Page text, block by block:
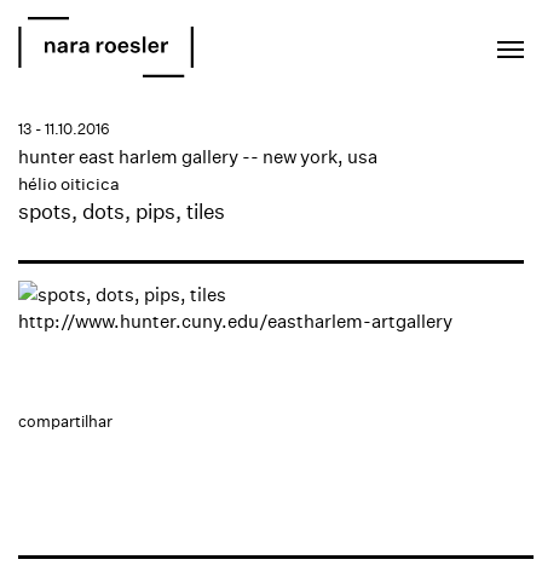
spots, dots, pips, tiles
hélio oiticica
hunter east harlem gallery -- new york, usa
13 - 11.10.2016
http://www.hunter.cuny.edu/eastharlem-artgallery
compartilhar